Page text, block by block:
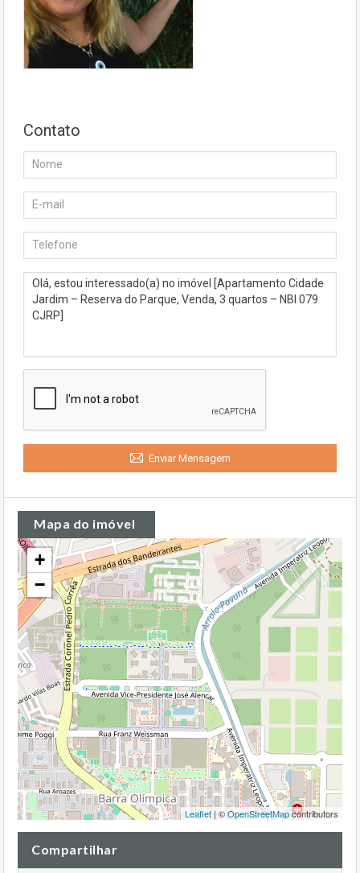
Contato
Enviar Mensagem
Mapa do imóvel
+
−
Leaflet | ©OpenStreetMapcontributors
Compartilhar